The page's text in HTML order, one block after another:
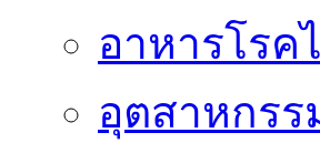
อาหารโรค
อุตสาหกร